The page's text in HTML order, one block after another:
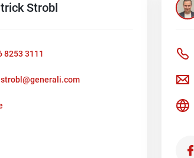
Strobl
8253 3111